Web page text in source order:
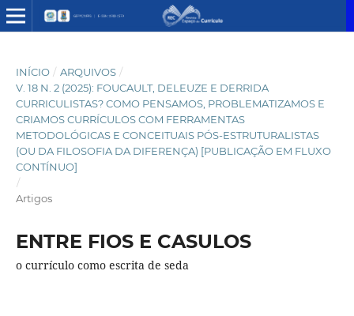
INÍCIO / ARQUIVOS /
V. 18 N. 2 (2025): FOUCAULT, DELEUZE E DERRIDA
CURRICULISTAS? COMO PENSAMOS, PROBLEMATIZAMOS E
CRIAMOS CURRÍCULOS COM FERRAMENTAS
METODOLÓGICAS E CONCEITUAIS PÓS-ESTRUTURALISTAS
(OU DA FILOSOFIA DA DIFERENÇA) [PUBLICAÇÃO EM FLUXO
CONTÍNUO]
/
Artigos
ENTRE FIOS E CASULOS
o currículo como escrita de seda